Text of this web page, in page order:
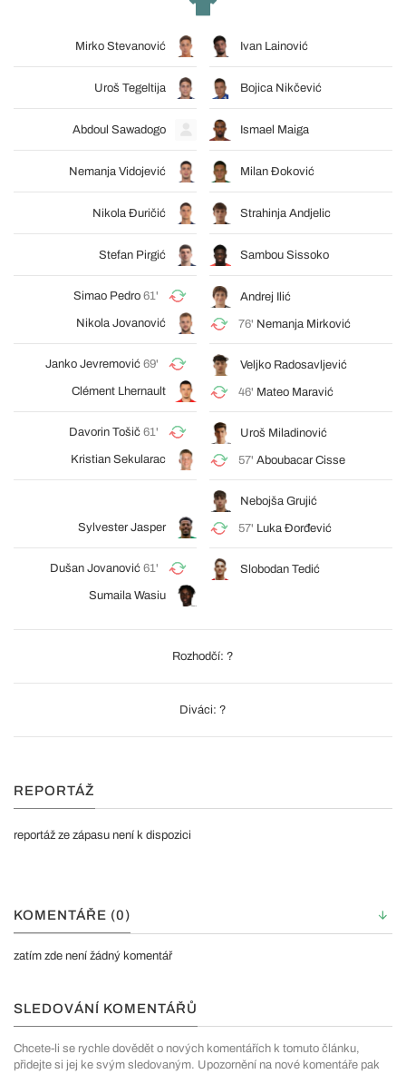
Mirko Stevanović Ivan Lainović
Uroš Tegeltija Bojica Nikčević
Abdoul Sawadogo Ismael Maiga
Nemanja Vidojević Milan Đoković
Nikola Đuričić Strahinja Andjelic
Stefan Pirgić Sambou Sissoko
Simao Pedro 61'
Nikola Jovanović
Andrej Ilić
76' Nemanja Mirković
Janko Jevremović 69'
Clément Lhernault
Veljko Radosavljević
46' Mateo Maravić
Davorin Tošič 61'
Kristian Sekularac
Uroš Miladinović
57' Aboubacar Cisse
Sylvester Jasper
Nebojša Grujić
57' Luka Đorđević
Dušan Jovanović 61'
Sumaila Wasiu
Slobodan Tedić
Rozhodčí: ?
Diváci: ?
REPORTÁŽ
reportáž ze zápasu není k dispozici
KOMENTÁŘE (0)
zatím zde není žádný komentář
SLEDOVÁNÍ KOMENTÁŘŮ
Chcete-li se rychle dovědět o nových komentářích k tomuto článku,
přidejte si jej ke svým sledovaným. Upozornění na nové komentáře pak